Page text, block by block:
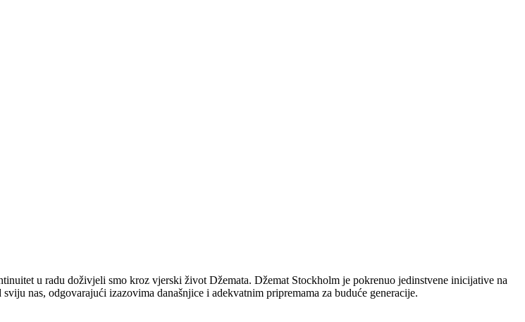
u radu doživjeli smo kroz vjerski život Džemata. Džemat Stockholm je pokrenuo jedinstvene inicijative na
nas, odgovarajući izazovima današnjice i adekvatnim pripremama za buduće generacije.